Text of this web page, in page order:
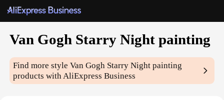
Van Gogh Starry Night painting
Find more styleVan Gogh Starry Night painting
products with AliExpress Business